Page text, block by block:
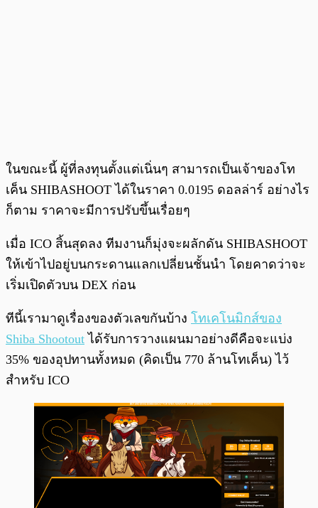
ในขณะนี้ ผู้ที่ลงทุนตั้งแต่เนิ่นๆ สามารถเป็นเจ้าของโท
เค็น SHIBASHOOT ได้ในราคา 0.0195 ดอลล่าร์ อย่างไร
ก็ตาม ราคาจะมีการปรับขึ้นเรื่อยๆ
เมื่อ ICO สิ้นสุดลง ทีมงานก็มุ่งจะผลักดัน SHIBASHOOT
ให้เข้าไปอยู่บนกระดานแลกเปลี่ยนชั้นนำ โดยคาดว่าจะ
เริ่มเปิดตัวบน DEX ก่อน
ทีนี้เรามาดูเรื่องของตัวเลขกันบ้าง โทเคโนมิกส์ของ
Shiba Shootout ได้รับการวางแผนมาอย่างดีคือจะแบ่ง
35% ของอุปทานทั้งหมด (คิดเป็น 770 ล้านโทเค็น) ไว้
สำหรับ ICO